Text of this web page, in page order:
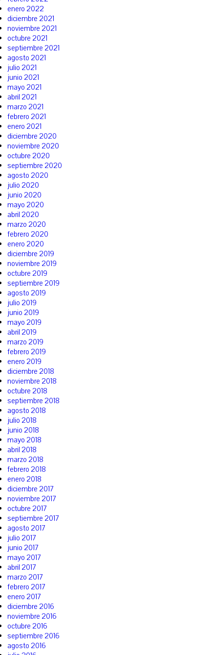
enero 2022
diciembre 2021
noviembre 2021
octubre 2021
septiembre 2021
agosto 2021
julio 2021
junio 2021
mayo 2021
abril 2021
marzo 2021
febrero 2021
enero 2021
diciembre 2020
noviembre 2020
octubre 2020
septiembre 2020
agosto 2020
julio 2020
junio 2020
mayo 2020
abril 2020
marzo 2020
febrero 2020
enero 2020
diciembre 2019
noviembre 2019
octubre 2019
septiembre 2019
agosto 2019
julio 2019
junio 2019
mayo 2019
abril 2019
marzo 2019
febrero 2019
enero 2019
diciembre 2018
noviembre 2018
octubre 2018
septiembre 2018
agosto 2018
julio 2018
junio 2018
mayo 2018
abril 2018
marzo 2018
febrero 2018
enero 2018
diciembre 2017
noviembre 2017
octubre 2017
septiembre 2017
agosto 2017
julio 2017
junio 2017
mayo 2017
abril 2017
marzo 2017
febrero 2017
enero 2017
diciembre 2016
noviembre 2016
octubre 2016
septiembre 2016
agosto 2016